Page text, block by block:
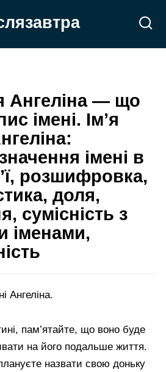
Ангеліна — що
імені. Ім’я
імені в
розшифровка,
доля,
сумісність з
іменами,
Ангеліна.
пам’ятайте, що воно буде
на його подальше життя.
назвати свою доньку